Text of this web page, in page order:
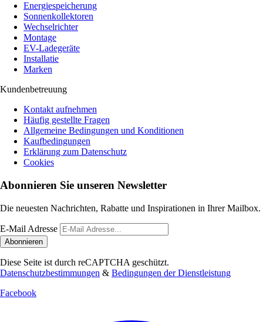
Energiespeicherung
Sonnenkollektoren
Wechselrichter
Montage
EV-Ladegeräte
Installatie
Marken
Kundenbetreuung
Kontakt aufnehmen
Häufig gestellte Fragen
Allgemeine Bedingungen und Konditionen
Kaufbedingungen
Erklärung zum Datenschutz
Cookies
Abonnieren Sie unseren Newsletter
Die neuesten Nachrichten, Rabatte und Inspirationen in Ihrer Mailbox.
E-Mail Adresse
Abonnieren
Diese Seite ist durch reCAPTCHA geschützt.
Datenschutzbestimmungen & Bedingungen der Dienstleistung
Facebook